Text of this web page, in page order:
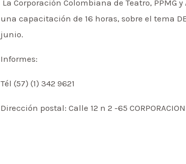
La Corporación Colombiana de Teatro,
una capacitación de 16 horas, sobre el tema
junio.
Informes:
Tél (57) (1) 342 9621
Dirección postal: Calle 12 n 2 -65 CORPORACION